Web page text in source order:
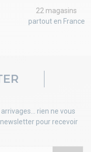
22 magasins
partout en France
rien ne vous
pour recevoir